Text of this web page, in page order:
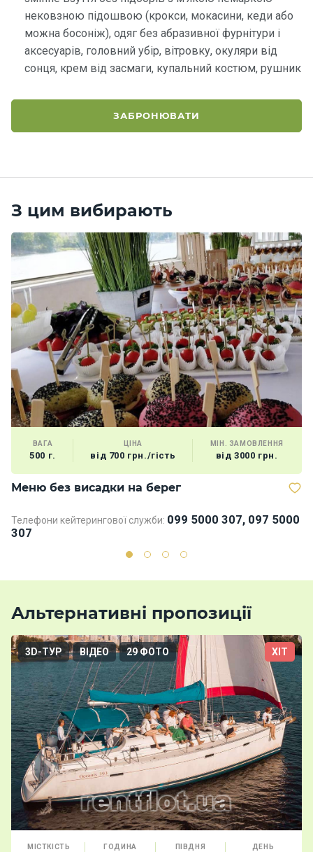
нековзною підошвою (крокси, мокасини, кеди або
можна босоніж), одяг без абразивної фурнітури і
аксесуарів, головний убір, вітровку, окуляри від
сонця, крем від засмаги, купальний костюм, рушник
ЗАБРОНЮВАТИ
З цим вибирають
ВАГА
500 г.
ЦІНА
від 700 грн./гість
МІН. ЗАМОВЛЕННЯ
від 3000 грн.
Меню без висадки на берег
Телефони кейтерингової служби: 099 5000 307, 097 5000
307
Альтернативні пропозиції
3D-ТУР ВІДЕО 29 ФОТО ХІТ
МІСТКІСТЬ ГОДИНА ПІВДНЯ ДЕНЬ